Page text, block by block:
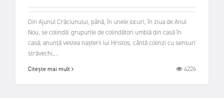
Din Ajunul Crăciunului, până, în unele locuri, în ziua de Anul
Nou, se colindă: grupurile de colindători umblă din casă în
casă, anunță vestea nașterii lui Hristos, cântă colinzi cu sensuri
străvechi,...
Citește mai mult 4226